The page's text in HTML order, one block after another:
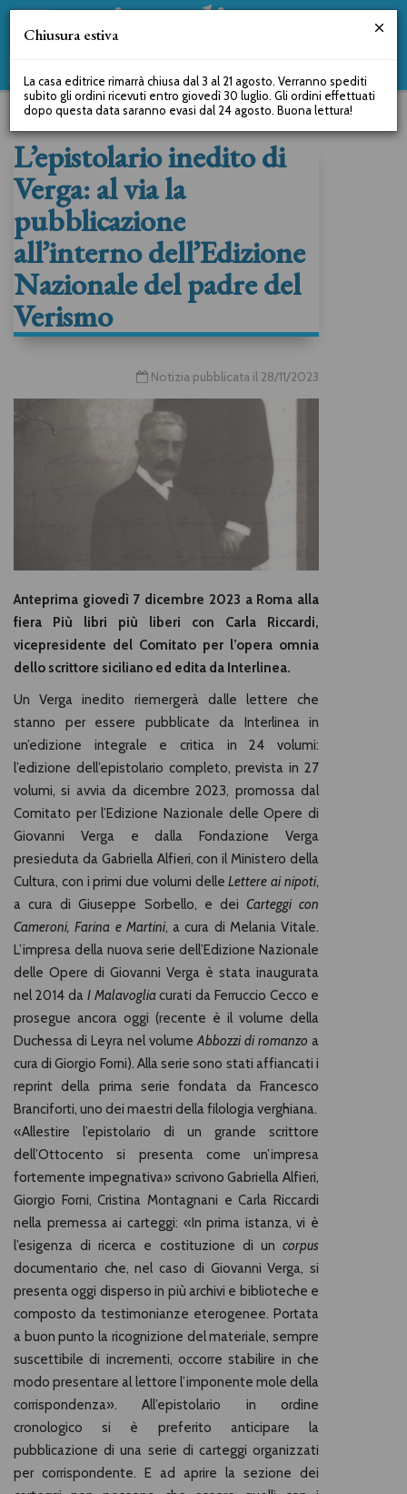
L’epistolario inedito di
Verga: al via la
pubblicazione
all’interno dell’Edizione
Nazionale del padre del
Verismo
Notizia pubblicata il 28/11/2023
Anteprima giovedì 7 dicembre 2023 a Roma alla
fiera Più libri più liberi con Carla Riccardi,
vicepresidente del Comitato per l’opera omnia
dello scrittore siciliano ed edita da Interlinea.
Un Verga inedito riemergerà dalle lettere che
stanno per essere pubblicate da Interlinea in
un’edizione integrale e critica in 24 volumi:
l’edizione dell’epistolario completo, prevista in 27
volumi, si avvia da dicembre 2023, promossa dal
Comitato per l’Edizione Nazionale delle Opere di
Giovanni Verga e dalla Fondazione Verga
presieduta da Gabriella Alfieri, con il Ministero della
Cultura, con i primi due volumi delleLettere ai nipoti,
a cura di Giuseppe Sorbello, e dei Carteggi con
Cameroni, Farina e Martini, a cura di Melania Vitale.
L’impresa della nuova serie dell’Edizione Nazionale
delle Opere di Giovanni Verga è stata inaugurata
nel 2014 da I Malavogliacurati da Ferruccio Cecco e
prosegue ancora oggi (recente è il volume della
Duchessa di Leyra nel volumeAbbozzi di romanzo a
cura di Giorgio Forni). Alla serie sono stati affiancati i
reprint della prima serie fondata da Francesco
Branciforti, uno dei maestri della filologia verghiana.
«Allestire l’epistolario di un grande scrittore
dell’Ottocento si presenta come un’impresa
fortemente impegnativa» scrivono Gabriella Alfieri,
Giorgio Forni, Cristina Montagnani e Carla Riccardi
nella premessa ai carteggi: «In prima istanza, vi è
l’esigenza di ricerca e costituzione di un corpus
documentario che, nel caso di Giovanni Verga, si
presenta oggi disperso in più archivi e biblioteche e
composto da testimonianze eterogenee. Portata
a buon punto la ricognizione del materiale, sempre
suscettibile di incrementi, occorre stabilire in che
modo presentare al lettore l’imponente mole della
corrispondenza». All’epistolario in ordine
cronologico si è preferito anticipare la
pubblicazione di una serie di carteggi organizzati
per corrispondente. E ad aprire la sezione dei
Chiusura estiva
La casa editrice rimarrà chiusa dal 3 al 21 agosto. Verranno spediti
subito gli ordini ricevuti entro giovedì 30 luglio. Gli ordini effettuati
dopo questa data saranno evasi dal 24 agosto. Buona lettura!